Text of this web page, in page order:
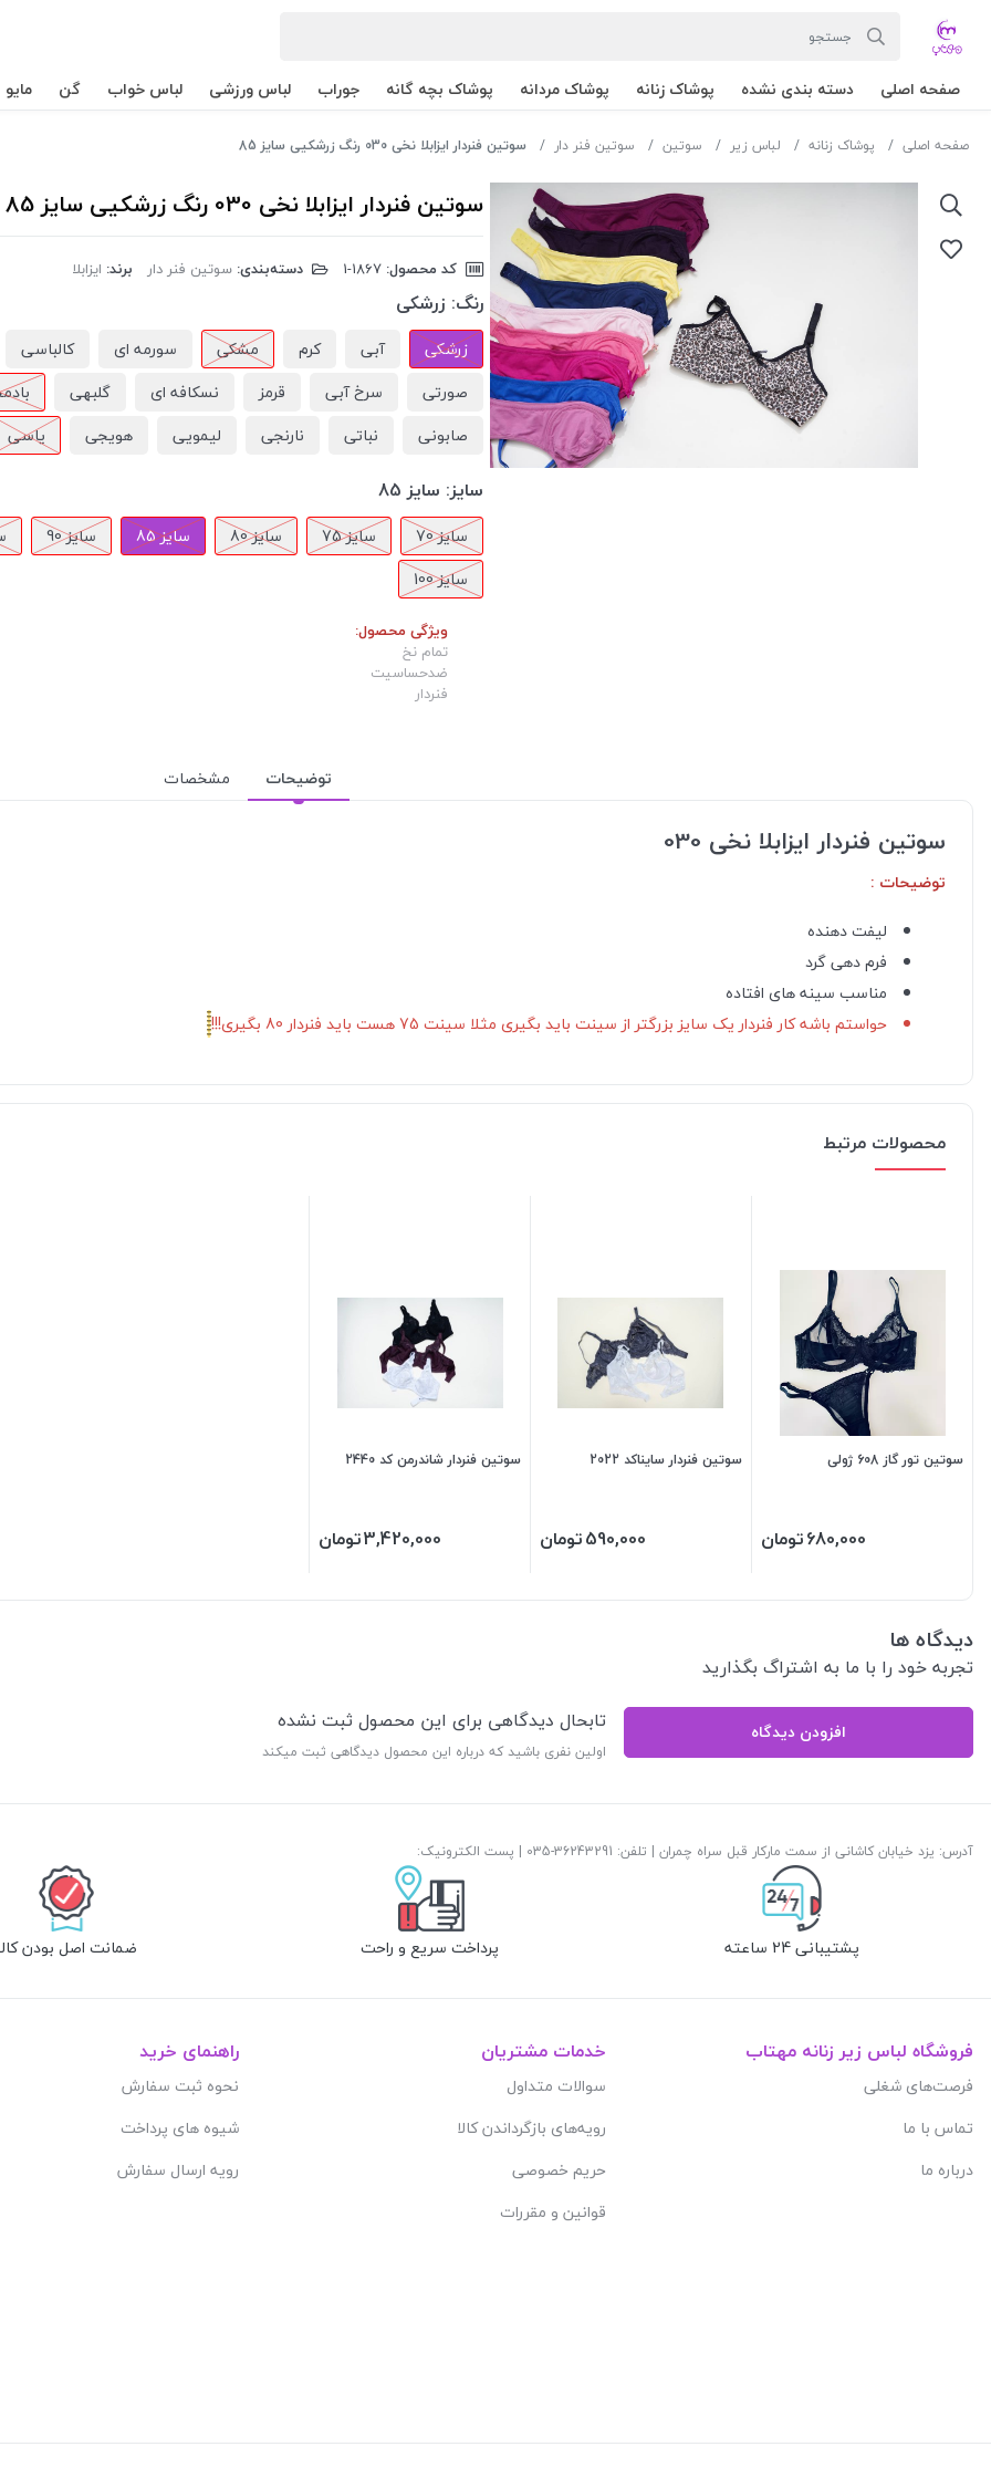
صفحه اصلی دسته بندی نشده پوشاک زنانه پوشاک مردانه پوشاک بچه گانه جوراب لباس ورزشی لباس خواب گن مایو
صفحه اصلی پوشاک زنانه لباس زیر سوتین سوتین فنر دار سوتین فنردار ایزابلا نخی 030 رنگ زرشکیی سایز 85
سوتین فنردار ایزابلا نخی 030 رنگ زرشکیی سایز 85
کد محصول: دسته‌بندی: سوتین فنر دار برند: ایزابلا
رنگ: زرشکی
زرشکی آبی کرم مشکی سورمه ای
کالباسی
صورتی
سرخ آبی قرمز نسکافه ای گلبهی
صابونی
نباتی نارنجی لیمویی هویجی یاسی
سایز: سایز 85
سایز 70 سایز 75 سایز 80 سایز 85 سایز 90
سایز 100
ویژگی محصول:
تمام نخ
ضدحساسیت
فنردار
توضیحات مشخصات
سوتین فنردار ایزابلا نخی 030
توضیحات :
لیفت دهنده
فرم دهی گرد
مناسب سینه های افتاده
حواستم باشه کار فنردار یک سایز بزرگتر از سینت باید بگیری مثلا سینت 75 هست باید فنردار 80 بگیری!!!
محصولات مرتبط
سوتین تور گاز 608 ژولی
680,000تومان
سوتین فنردار سایناکد 2022
590,000تومان
سوتین فنردار شاندرمن کد 2440
3,420,000تومان
دیدگاه ها
تجربه خود را با ما به اشتراگ بگذارید
افزودن دیدگاه تابحال دیدگاهی برای این محصول ثبت نشده
اولین نفری باشید که درباره این محصول دیدگاهی ثبت میکند
آدرس: یزد خیابان کاشانی از سمت مارکار قبل سراه چمران | تلفن: ‎035-36243291 | پست الکترونیک:
پشتیبانی 24 ساعته پرداخت سریع و راحت ضمانت اصل بودن
فروشگاه لباس زیر زنانه مهتاب
فرصت‌های شغلی
تماس با ما
درباره ما
خدمات مشتریان
سوالات متداول
رویه‌های بازگرداندن کالا
حریم خصوصی
قوانین و مقررات
راهنمای خرید
نحوه ثبت سفارش
شیوه های پرداخت
رویه ارسال سفارش